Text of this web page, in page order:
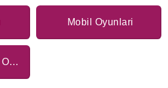
Mobil Oyunlari
Üzerine Tıklamalı Oyunlar